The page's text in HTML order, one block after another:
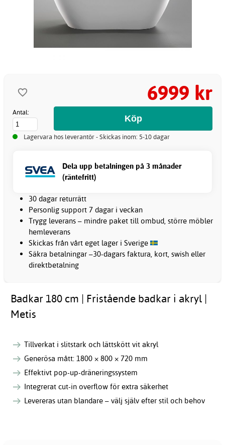
6999 kr
Antal:
Lagervara hos leverantör - Skickas inom: 5-10 dagar
Dela upp betalningen på 3 månader
(räntefritt)
30 dagar returrätt
Personlig support 7 dagar i veckan
Trygg leverans – mindre paket till ombud, större möbler
hemleverans
Skickas från vårt eget lager i Sverige
Säkra betalningar –30-dagars faktura, kort, swish eller
direktbetalning
Badkar 180 cm | Fristående badkar i akryl |
Metis
Tillverkat i slitstark och lättskött vit akryl
Generösa mått: 1800 × 800 × 720 mm
Effektivt pop-up-dräneringssystem
Integrerat cut-in overflow för extra säkerhet
Levereras utan blandare – välj själv efter stil och behov